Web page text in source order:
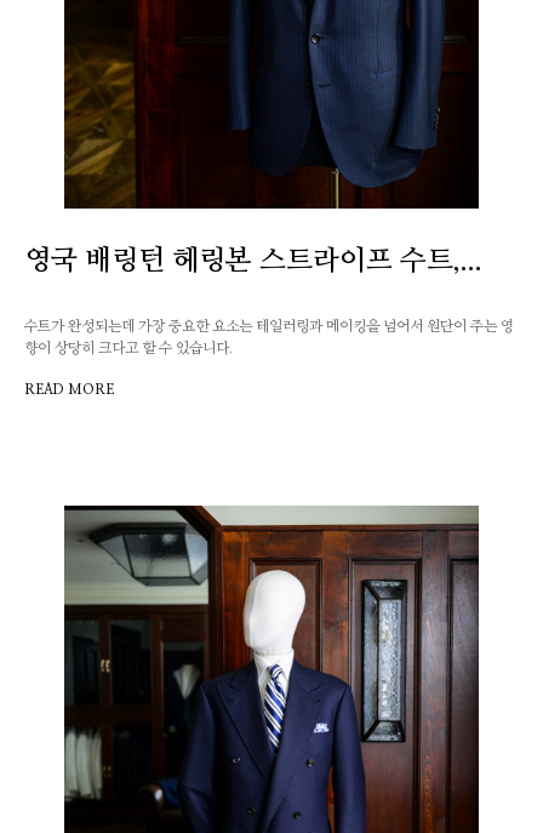
영국 배링턴 헤링본 스트라이프 수트,...
수트가 완성되는데 가장 중요한 요소는 테일러링과 메이킹을 넘어서 원단이 주는 영
향이 상당히 크다고 할 수 있습니다.
READ MORE